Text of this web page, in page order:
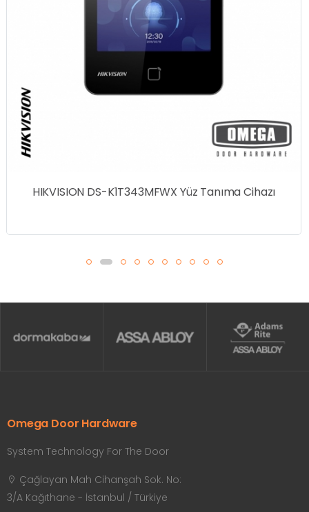
Cihazı
Omega Door Hardware
System Technology For The Door
Çağlayan Mah Cihanşah Sok. No:
3/A Kağıthane - İstanbul / Türkiye